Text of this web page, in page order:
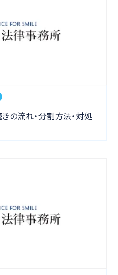
の流れ・分割方法・対処